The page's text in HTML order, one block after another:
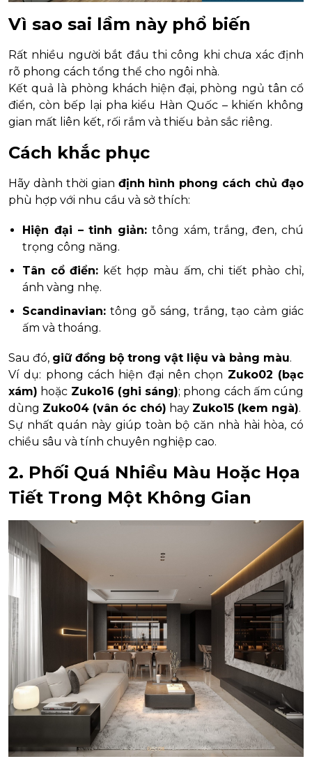
Vì sao sai lầm này phổ biến
Rất nhiều người bắt đầu thi công khi chưa xác định
rõ phong cách tổng thể cho ngôi nhà.
Kết quả là phòng khách hiện đại, phòng ngủ tân cổ
điển, còn bếp lại pha kiểu Hàn Quốc – khiến không
gian mất liên kết, rối rắm và thiếu bản sắc riêng.
Cách khắc phục
Hãy dành thời gian định hình phong cách chủ đạo
phù hợp với nhu cầu và sở thích:
Hiện đại – tinh giản: tông xám, trắng, đen, chú
trọng công năng.
Tân cổ điển: kết hợp màu ấm, chi tiết phào chỉ,
ánh vàng nhẹ.
Scandinavian: tông gỗ sáng, trắng, tạo cảm giác
ấm và thoáng.
Sau đó, giữ đồng bộ trong vật liệu và bảng màu.
Ví dụ: phong cách hiện đại nên chọn Zuko02 (bạc
xám) hoặc Zuko16 (ghi sáng); phong cách ấm cúng
dùng Zuko04 (vân óc chó) hay Zuko15 (kem ngà).
Sự nhất quán này giúp toàn bộ căn nhà hài hòa, có
chiều sâu và tính chuyên nghiệp cao.
2. Phối Quá Nhiều Màu Hoặc Họa
Tiết Trong Một Không Gian